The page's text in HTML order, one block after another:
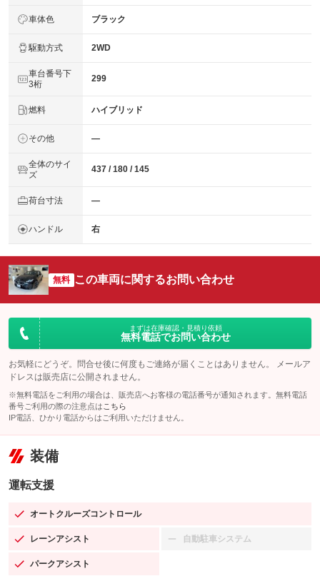
車体色 ブラック
駆動方式 2WD
車台番号下
3桁
299
燃料 ハイブリッド
その他 ―
全体のサイ
ズ
437 / 180 / 145
荷台寸法 ―
ハンドル 右
無料 この車両に関するお問い合わせ
まずは在庫確認・見積り依頼
無料電話でお問い合わせ
お気軽にどうぞ。問合せ後に何度もご連絡が届くことはありません。 メールア
ドレスは販売店に公開されません。
※無料電話をご利用の場合は、販売店へお客様の電話番号が通知されます。無料電話
番号ご利用の際の注意点は こちら
IP電話、ひかり電話からはご利用いただけません。
装備
運転支援
オートクルーズコントロール
：装備あり
レーンアシスト
：装備あり 自動駐車システム
：装備なし
パークアシスト
：装備あり